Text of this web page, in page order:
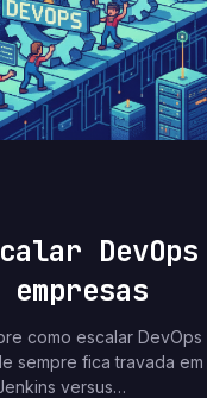
DevOps
como escalar DevOps
sempre fica travada em
versus…